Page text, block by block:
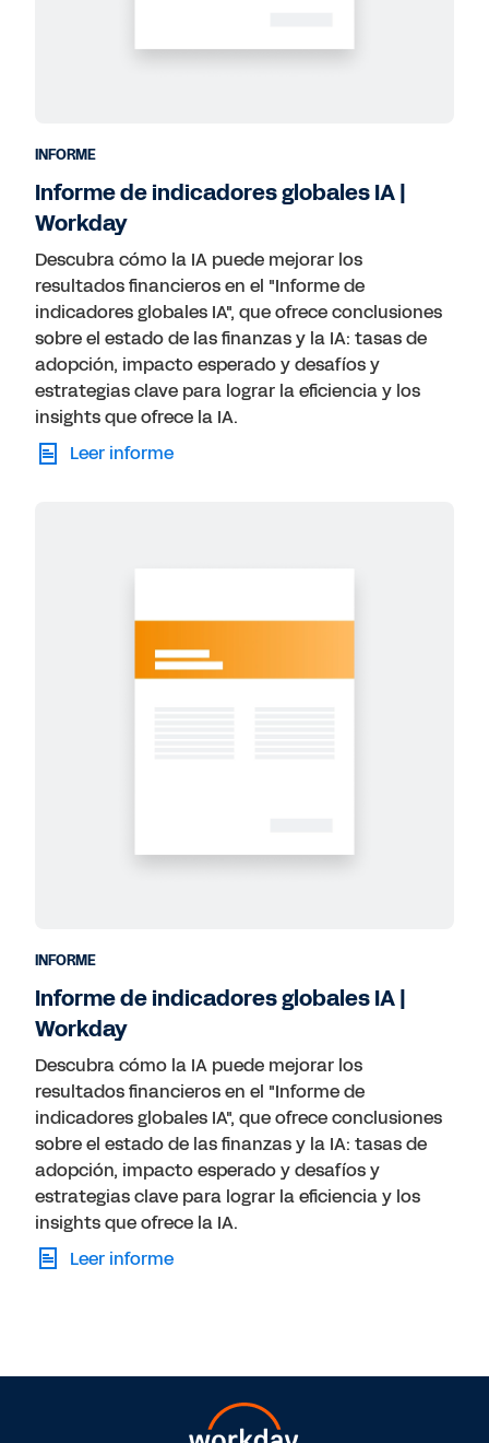
INFORME
Informe de indicadores globales IA |
Workday
Descubra cómo la IA puede mejorar los
resultados financieros en el "Informe de
indicadores globales IA", que ofrece conclusiones
sobre el estado de las finanzas y la IA: tasas de
adopción, impacto esperado y desafíos y
estrategias clave para lograr la eficiencia y los
insights que ofrece la IA.
Leer informe
INFORME
Informe de indicadores globales IA |
Workday
Descubra cómo la IA puede mejorar los
resultados financieros en el "Informe de
indicadores globales IA", que ofrece conclusiones
sobre el estado de las finanzas y la IA: tasas de
adopción, impacto esperado y desafíos y
estrategias clave para lograr la eficiencia y los
insights que ofrece la IA.
Leer informe